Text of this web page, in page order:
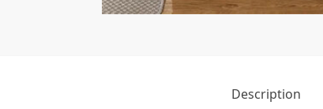
Description